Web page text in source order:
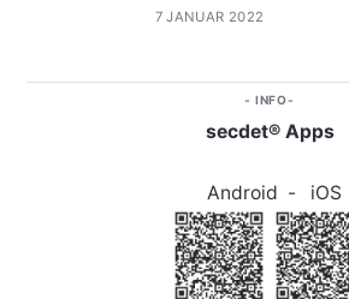
7 JANUAR 2022
INFO
secdet® Apps
Android - iOS